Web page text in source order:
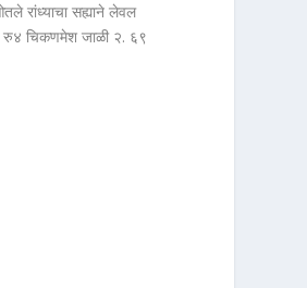
रांध्याचा सह्याने लेवल
चिकणमेश जाळी २. ६९